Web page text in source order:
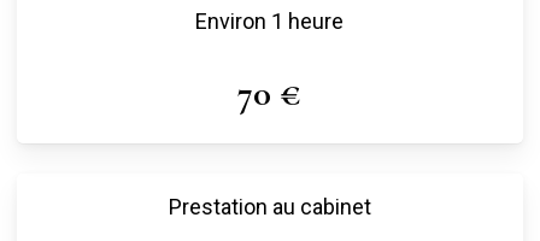
Environ 1 heure
70 €
Prestation au cabinet